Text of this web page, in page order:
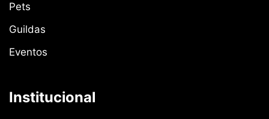
Pets
Guildas
Eventos
Institucional